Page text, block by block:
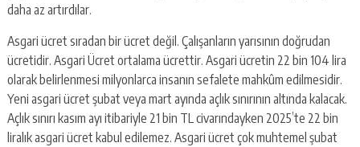
daha az artırdılar.
Asgari ücret sıradan bir ücret değil. Çalışanların yarısının doğrudan
ücretidir. Asgari Ücret ortalama ücrettir. Asgari ücretin 22 bin 104 lira
olarak belirlenmesi milyonlarca insanın sefalete mahkûm edilmesidir.
Yeni asgari ücret şubat veya mart ayında açlık sınırının altında kalacak.
Açlık sınırı kasım ayı itibariyle 21 bin TL civarındayken 2025’te 22 bin
liralık asgari ücret kabul edilemez. Asgari ücret çok muhtemel şubat